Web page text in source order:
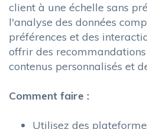
client à une échelle sans
l'analyse des données
préférences et des
offrir des
contenus personnalisés et
Comment faire :
Utilisez des